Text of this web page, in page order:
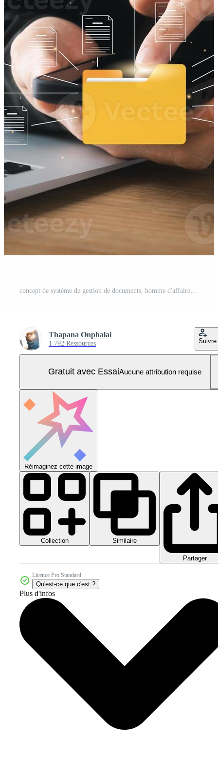
Thapana Onphalai
1 792 Ressources Suivre
Gratuit avec EssaiAucune attribution requise
Réimaginez cette image
Collection Similaire
Partager
Licence Pro Standard
Qu'est-ce que c'est ?
Plus d'infos